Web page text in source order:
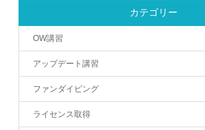
カテゴリー
OW講習
アップデート講習
ファンダイビング
ライセンス取得